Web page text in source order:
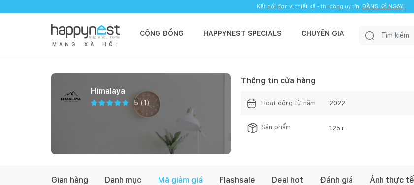
Kết nối đơn vị thiết kế - thi công uy tín. ĐĂNG KÝ NGAY!
M Ạ N G X Ã H Ộ I
CỘNG ĐỒNG HAPPYNEST SPECIALS CHUYÊN GIA
Himalaya
5 (1 )
Thông tin cửa hàng
Hoạt động từ năm 2022
Sản phẩm 125+
Gian hàng Danh mục Mã giảm giá Flashsale Deal hot Đánh giá Ảnh thực tế